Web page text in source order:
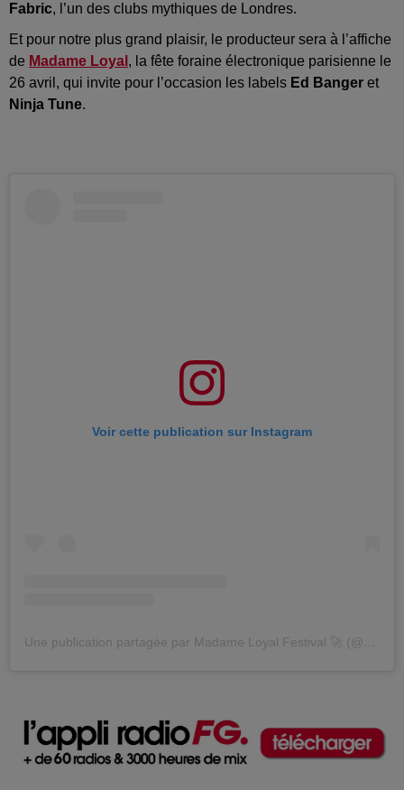
Fabric, l’un des clubs mythiques de Londres.
Et pour notre plus grand plaisir, le producteur sera à l’affiche
de Madame Loyal , la fête foraine électronique parisienne le
26 avril, qui invite pour l’occasion les labels Ed Banger et
Ninja Tune.
Voir cette publication sur Instagram